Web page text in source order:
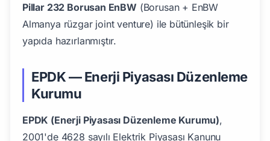
Pillar 232 Borusan EnBW (Borusan + EnBW
Almanya rüzgar joint venture) ile bütünleşik bir
yapıda hazırlanmıştır.
EPDK — Enerji Piyasası Düzenleme
Kurumu
EPDK (Enerji Piyasası Düzenleme Kurumu),
2001'de 4628 sayılı Elektrik Piyasası Kanunu